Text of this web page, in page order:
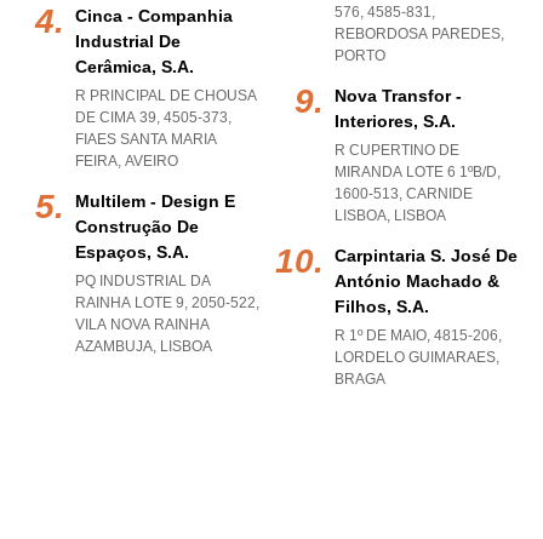
Cinca - Companhia
Industrial De
Cerâmica, S.a.
R PRINCIPAL DE CHOUSA
DE CIMA 39, 4505-373,
FIAES SANTA MARIA
FEIRA, AVEIRO
Multilem - Design E
Construção De
Espaços, S.a.
PQ INDUSTRIAL DA
RAINHA LOTE 9, 2050-522,
VILA NOVA RAINHA
AZAMBUJA, LISBOA
576, 4585-831,
REBORDOSA PAREDES,
PORTO
Nova Transfor -
Interiores, S.a.
R CUPERTINO DE
MIRANDA LOTE 6 1ºB/D,
1600-513, CARNIDE
LISBOA, LISBOA
Carpintaria S. José De
António Machado &
Filhos, S.a.
R 1º DE MAIO, 4815-206,
LORDELO GUIMARAES,
BRAGA